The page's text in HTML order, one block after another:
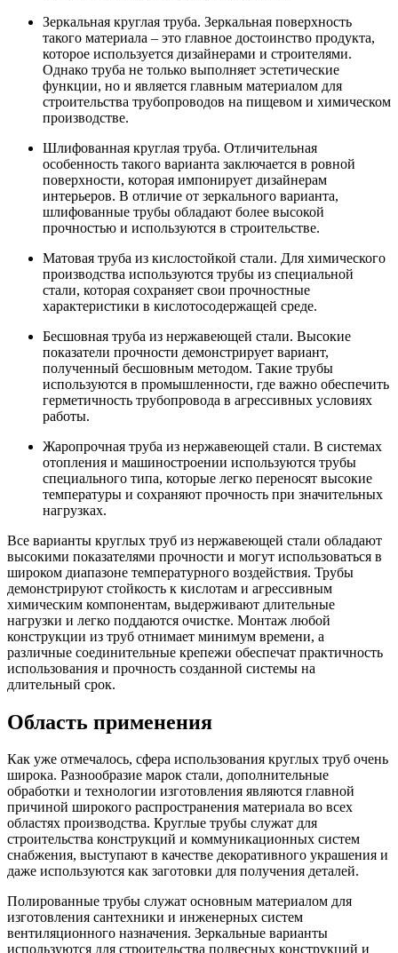
Зеркальная круглая труба. Зеркальная поверхность
такого материала – это главное достоинство продукта,
которое используется дизайнерами и строителями.
Однако труба не только выполняет эстетические
функции, но и является главным материалом для
строительства трубопроводов на пищевом и химическом
производстве.
Шлифованная круглая труба. Отличительная
особенность такого варианта заключается в ровной
поверхности, которая импонирует дизайнерам
интерьеров. В отличие от зеркального варианта,
шлифованные трубы обладают более высокой
прочностью и используются в строительстве.
Матовая труба из кислостойкой стали. Для химического
производства используются трубы из специальной
стали, которая сохраняет свои прочностные
характеристики в кислотосодержащей среде.
Бесшовная труба из нержавеющей стали. Высокие
показатели прочности демонстрирует вариант,
полученный бесшовным методом. Такие трубы
используются в промышленности, где важно обеспечить
герметичность трубопровода в агрессивных условиях
работы.
Жаропрочная труба из нержавеющей стали. В системах
отопления и машиностроении используются трубы
специального типа, которые легко переносят высокие
температуры и сохраняют прочность при значительных
нагрузках.
Все варианты круглых труб из нержавеющей стали обладают
высокими показателями прочности и могут использоваться в
широком диапазоне температурного воздействия. Трубы
демонстрируют стойкость к кислотам и агрессивным
химическим компонентам, выдерживают длительные
нагрузки и легко поддаются очистке. Монтаж любой
конструкции из труб отнимает минимум времени, а
различные соединительные крепежи обеспечат практичность
использования и прочность созданной системы на
длительный срок.
Область применения
Как уже отмечалось, сфера использования круглых труб очень
широка. Разнообразие марок стали, дополнительные
обработки и технологии изготовления являются главной
причиной широкого распространения материала во всех
областях производства. Круглые трубы служат для
строительства конструкций и коммуникационных систем
снабжения, выступают в качестве декоративного украшения и
даже используются как заготовки для получения деталей.
Полированные трубы служат основным материалом для
изготовления сантехники и инженерных систем
вентиляционного назначения. Зеркальные варианты
используются для строительства подвесных конструкций и